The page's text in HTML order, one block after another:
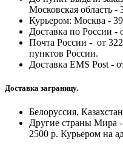
Московская область -
Курьером: Москва -
Доставка по России -
Почта России - от
пунктов России.
Доставка EMS Post -
Доставка заграницу.
Белоруссия,
Другие страны Мира
2500 р. Курьером на